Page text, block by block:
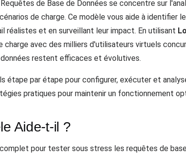
de Base de Données se concentre sur
de charge. Ce modèle vous aide à identifier
réalistes et en surveillant leur impact. En utilisant
avec des milliers d'utilisateurs virtuels
restent efficaces et évolutives.
étape par étape pour configurer, exécuter et
pratiques pour maintenir un fonctionnement
Aide-t-il ?
pour tester sous stress les requêtes de